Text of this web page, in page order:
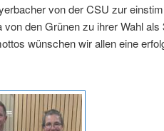
von der CSU zur
von den Grünen zu ihrer Wahl
wünschen wir allen eine